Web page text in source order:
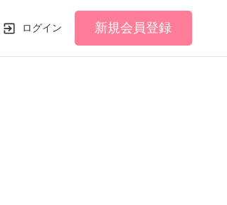
ログイン 新規会員登録